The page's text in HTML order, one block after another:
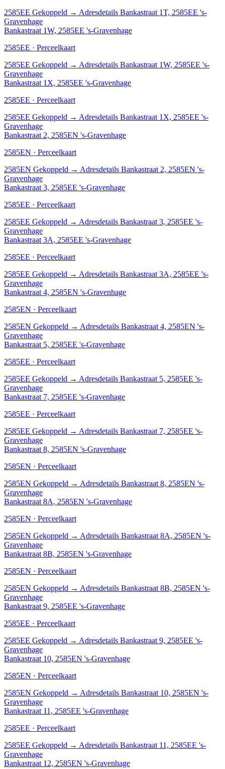
2585EE Gekoppeld → Adresdetails Bankastraat 1T, 2585EE 's-
Gravenhage
Bankastraat 1W, 2585EE 's-Gravenhage
2585EE · Perceelkaart
2585EE Gekoppeld → Adresdetails Bankastraat 1W, 2585EE 's-
Gravenhage
Bankastraat 1X, 2585EE 's-Gravenhage
2585EE · Perceelkaart
2585EE Gekoppeld → Adresdetails Bankastraat 1X, 2585EE 's-
Gravenhage
Bankastraat 2, 2585EN 's-Gravenhage
2585EN · Perceelkaart
2585EN Gekoppeld → Adresdetails Bankastraat 2, 2585EN 's-
Gravenhage
Bankastraat 3, 2585EE 's-Gravenhage
2585EE · Perceelkaart
2585EE Gekoppeld → Adresdetails Bankastraat 3, 2585EE 's-
Gravenhage
Bankastraat 3A, 2585EE 's-Gravenhage
2585EE · Perceelkaart
2585EE Gekoppeld → Adresdetails Bankastraat 3A, 2585EE 's-
Gravenhage
Bankastraat 4, 2585EN 's-Gravenhage
2585EN · Perceelkaart
2585EN Gekoppeld → Adresdetails Bankastraat 4, 2585EN 's-
Gravenhage
Bankastraat 5, 2585EE 's-Gravenhage
2585EE · Perceelkaart
2585EE Gekoppeld → Adresdetails Bankastraat 5, 2585EE 's-
Gravenhage
Bankastraat 7, 2585EE 's-Gravenhage
2585EE · Perceelkaart
2585EE Gekoppeld → Adresdetails Bankastraat 7, 2585EE 's-
Gravenhage
Bankastraat 8, 2585EN 's-Gravenhage
2585EN · Perceelkaart
2585EN Gekoppeld → Adresdetails Bankastraat 8, 2585EN 's-
Gravenhage
Bankastraat 8A, 2585EN 's-Gravenhage
2585EN · Perceelkaart
2585EN Gekoppeld → Adresdetails Bankastraat 8A, 2585EN 's-
Gravenhage
Bankastraat 8B, 2585EN 's-Gravenhage
2585EN · Perceelkaart
2585EN Gekoppeld → Adresdetails Bankastraat 8B, 2585EN 's-
Gravenhage
Bankastraat 9, 2585EE 's-Gravenhage
2585EE · Perceelkaart
2585EE Gekoppeld → Adresdetails Bankastraat 9, 2585EE 's-
Gravenhage
Bankastraat 10, 2585EN 's-Gravenhage
2585EN · Perceelkaart
2585EN Gekoppeld → Adresdetails Bankastraat 10, 2585EN 's-
Gravenhage
Bankastraat 11, 2585EE 's-Gravenhage
2585EE · Perceelkaart
2585EE Gekoppeld → Adresdetails Bankastraat 11, 2585EE 's-
Gravenhage
Bankastraat 12, 2585EN 's-Gravenhage